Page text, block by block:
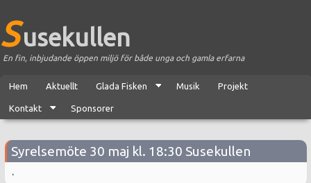
S usekullen
En fin, inbjudande öppen miljö för både unga och gamla erfarna
Hem Aktuellt Glada Fisken Musik Projekt
Kontakt Sponsorer
Syrelsemöte 30 maj kl. 18:30 Susekullen
.